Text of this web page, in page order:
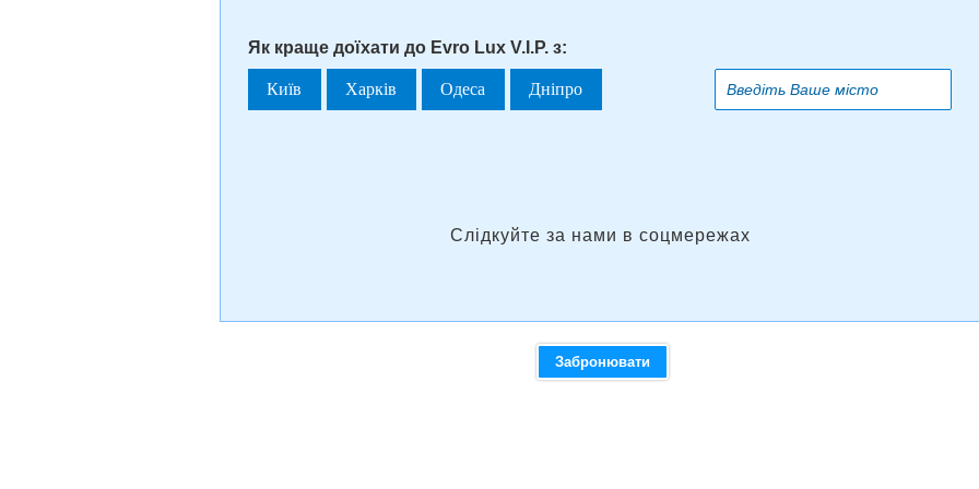
Як краще доїхати до Evro Lux V.I.P. з:
Київ Харків Одеса Дніпро
Слідкуйте за нами в соцмережах
Забронювати